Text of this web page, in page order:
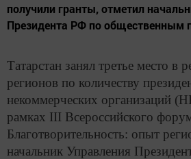
получили гранты, отметил
Президента РФ по общественным
Татарстан занял третье место в
регионов по количеству
некоммерческих организаций
рамках III Всероссийского
Благотворительность: опыт
начальник Управления